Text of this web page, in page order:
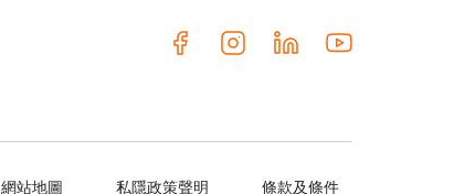
網站地圖 私隱政策聲明 條款及條件